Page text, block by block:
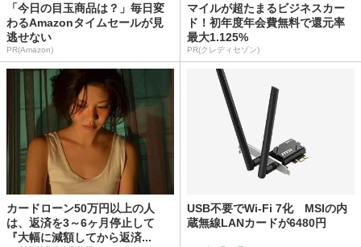
「今日の目玉商品は？」毎日変
わるAmazonタイムセールが見
逃せない
PR(Amazon)
マイルが超たまるビジネスカー
ド！初年度年会費無料で還元率
最大1.125%
PR(クレディセゾン)
カードローン50万円以上の人
は、返済を3～6ヶ月停止して
『大幅に減額してから返済...
USB不要でWi-Fi 7化 MSIの内
蔵無線LANカードが6480円